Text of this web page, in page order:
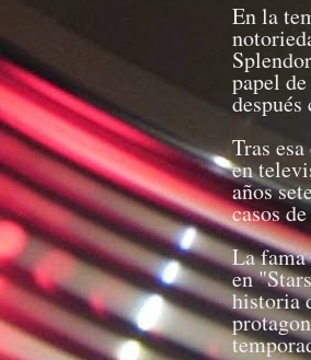
En la
papel
Tras
en
años
casos
La fama
en
historia